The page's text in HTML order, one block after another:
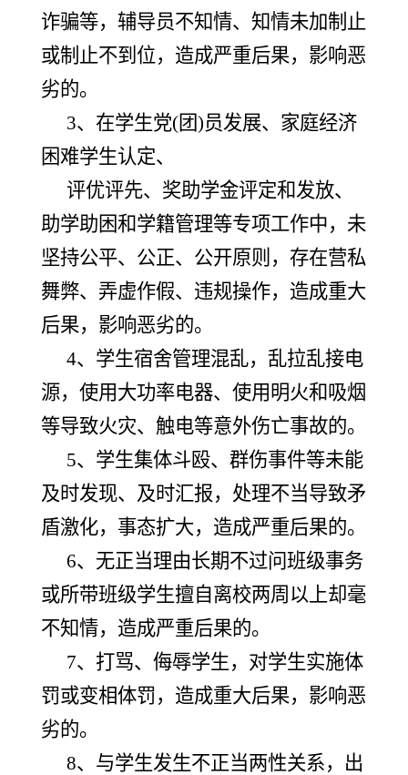
诈骗等，辅导员不知情、知情未加制止
或制止不到位，造成严重后果，影响恶
劣的。
3、在学生党(团)员发展、家庭经济
困难学生认定、
评优评先、奖助学金评定和发放、
助学助困和学籍管理等专项工作中，未
坚持公平、公正、公开原则，存在营私
舞弊、弄虚作假、违规操作，造成重大
后果，影响恶劣的。
4、 学生宿舍管理混乱，乱拉乱接电
源，使用大功率电器、使用明火和吸烟
等导致火灾、触电等意外伤亡事故的。
5、学生集体斗殴、群伤事件等未能
及时发现、及时汇报，处理不当导致矛
盾激化，事态扩大，造成严重后果的。
6、无正当理由长期不过问班级事务
或所带班级学生擅自离校两周以上却毫
不知情，造成严重后果的。
7、打骂、侮辱学生，对学生实施体
罚或变相体罚，造成重大后果，影响恶
劣的。
8、与学生发生不正当两性关系，出